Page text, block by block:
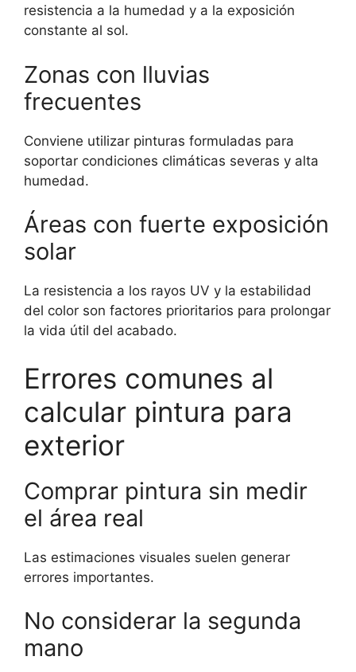
resistencia a la humedad y a la exposición
constante al sol.
Zonas con lluvias
frecuentes
Conviene utilizar pinturas formuladas para
soportar condiciones climáticas severas y alta
humedad.
Áreas con fuerte exposición
solar
La resistencia a los rayos UV y la estabilidad
del color son factores prioritarios para prolongar
la vida útil del acabado.
Errores comunes al
calcular pintura para
exterior
Comprar pintura sin medir
el área real
Las estimaciones visuales suelen generar
errores importantes.
No considerar la segunda
mano